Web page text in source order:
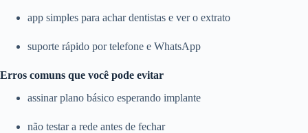
app simples para achar dentistas e ver o extrato
suporte rápido por telefone e WhatsApp
Erros comuns que você pode evitar
assinar plano básico esperando implante
não testar a rede antes de fechar